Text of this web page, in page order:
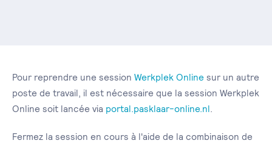
Pour reprendre une session Werkplek Online sur un autre
poste de travail, il est nécessaire que la session Werkplek
Online soit lancée via portal.pasklaar-online.nl.
Fermez la session en cours à l'aide de la combinaison de